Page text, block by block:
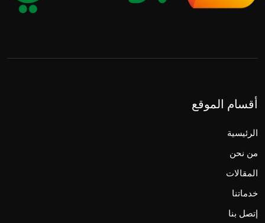
أقسام الموقع
الرئيسية
من نحن
المقالات
خدماتنا
إتصل بنا